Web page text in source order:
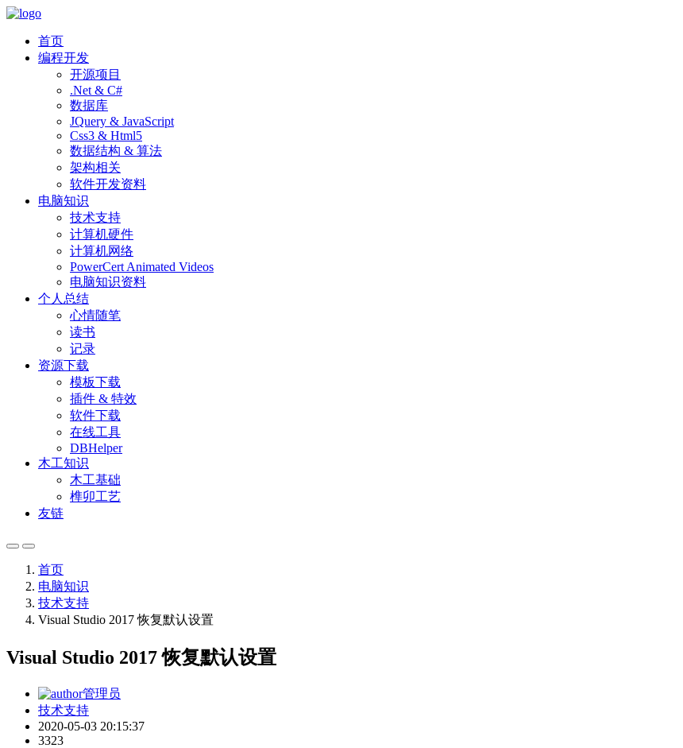
首页
编程开发
开源项目
.Net & C#
数据库
JQuery & JavaScript
Css3 & Html5
数据结构 & 算法
架构相关
软件开发资料
电脑知识
技术支持
计算机硬件
计算机网络
PowerCert Animated Videos
电脑知识资料
个人总结
心情随笔
读书
记录
资源下载
模板下载
插件 & 特效
软件下载
在线工具
DBHelper
木工知识
木工基础
榫卯工艺
友链
首页
电脑知识
技术支持
Visual Studio 2017 恢复默认设置
Visual Studio 2017 恢复默认设置
管理员
技术支持
2020-05-03 20:15:37
3323